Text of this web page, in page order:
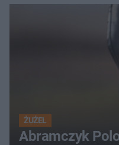
ŻUŻEL
Abramczyk